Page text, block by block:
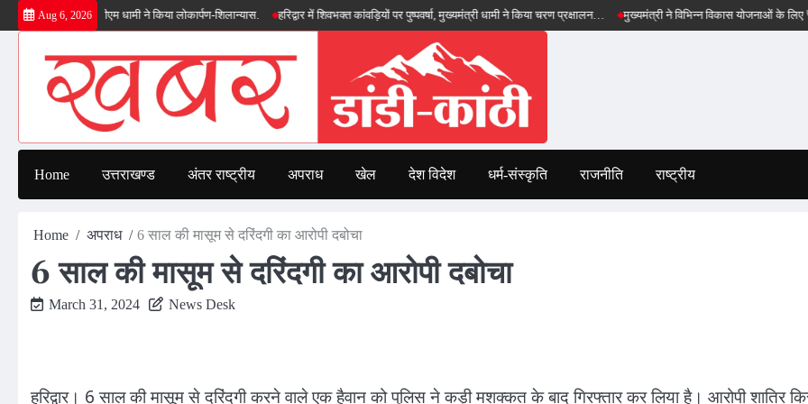
Skip
to
Aug 6, 2026
सीएम धामी ने किया लोकार्पण-शिलान्यास. हरिद्वार में शिवभक्त कांवड़ियों पर पुष्पवर्षा, मुख्यमंत्री धामी ने किया चरण प्रक्षालन… मुख्यमंत्री ने विभिन्न विकास योजनाओं के लिए ₹5 करोड़ की
Home उत्तराखण्ड अंतर राष्ट्रीय अपराध खेल देश विदेश धर्म-संस्कृति राजनीति राष्ट्रीय
Home अपराध 6 साल की मासूम से दरिंदगी का आरोपी दबोचा
6 साल की मासूम से दरिंदगी का आरोपी दबोचा
March 31, 2024 News Desk
हरिद्वार। 6 साल की मासूम से दरिंदगी करने वाले एक हैवान को पुलिस ने कड़ी मशक्कत के बाद गिरफ्तार कर लिया है। आरोपी शातिर